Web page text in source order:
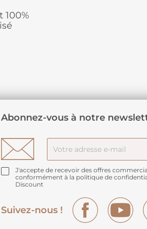
100%
Abonnez-vous à notre
J'accepte de recevoir des offres
conformément à la politique de
Discount
Suivez-nous !
Facebook